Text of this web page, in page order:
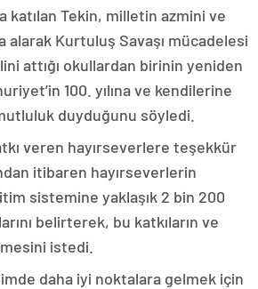
katılan Tekin, milletin azmini ve
alarak Kurtuluş Savaşı mücadelesi
attığı okullardan birinin yeniden
100. yılına ve kendilerine
duyduğunu söyledi.
veren hayırseverlere teşekkür
itibaren hayırseverlerin
sistemine yaklaşık 2 bin 200
belirterek, bu katkıların ve
istedi.
daha iyi noktalara gelmek için